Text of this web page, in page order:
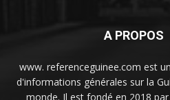
A PROPOS
www. referenceguinee.com est
d'informations générales sur la
monde. Il est fondé en 2018